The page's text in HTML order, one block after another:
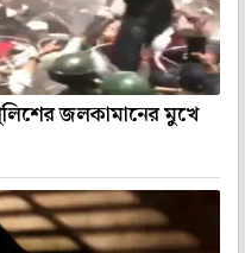
জলকামানের মুখে